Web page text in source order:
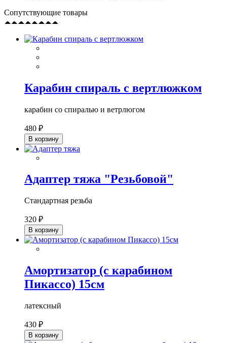
Сопутствующие товары
Карабин спираль с вертлюжком
карабин со спиралью и ветрлюгом
480 ₽
В корзину
Адаптер тяжа "Резьбовой"
Стандартная резьба
320 ₽
В корзину
Амортизатор (с карабином
Пикассо) 15см
латексный
430 ₽
В корзину